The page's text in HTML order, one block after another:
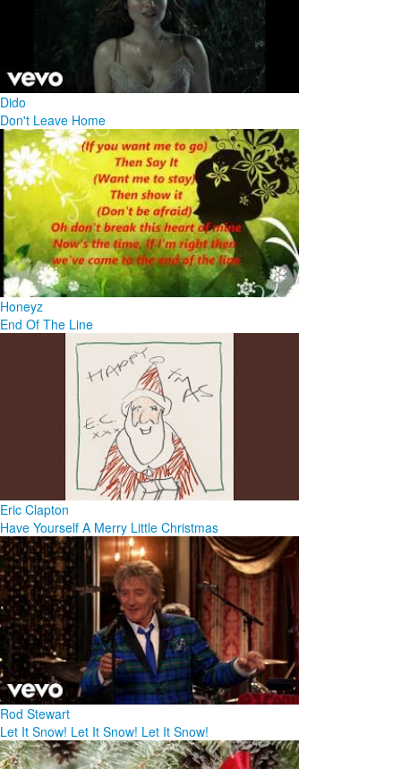
Dido
Don't Leave Home
Honeyz
End Of The Line
Eric Clapton
Have Yourself A Merry Little Christmas
Rod Stewart
Let It Snow! Let It Snow! Let It Snow!